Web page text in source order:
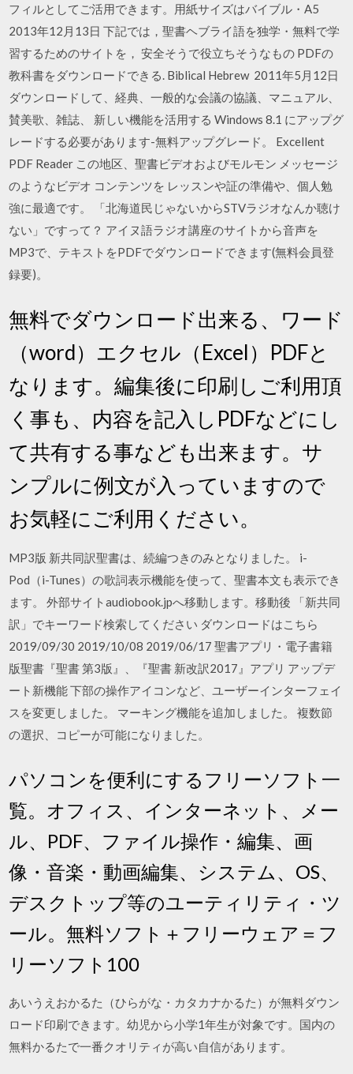
フィルとしてご活用できます。用紙サイズはバイブル・A5
2013年12月13日 下記では，聖書ヘブライ語を独学・無料で学
習するためのサイトを， 安全そうで役立ちそうなもの PDFの
教科書をダウンロードできる. Biblical Hebrew 2011年5月12日
ダウンロードして、経典、一般的な会議の協議、マニュアル、
賛美歌、雑誌、 新しい機能を活用する Windows 8.1 にアップグ
レードする必要があります-無料アップグレード。 Excellent
PDF Reader この地区、聖書ビデオおよびモルモン メッセージ
のようなビデオ コンテンツを レッスンや証の準備や、個人勉
強に最適です。 「北海道民じゃないからSTVラジオなんか聴け
ない」ですって？ アイヌ語ラジオ講座のサイトから音声を
MP3で、テキストをPDFでダウンロードできます(無料会員登
録要)。
無料でダウンロード出来る、ワード
（word）エクセル（Excel）PDFと
なります。編集後に印刷しご利用頂
く事も、内容を記入しPDFなどにし
て共有する事なども出来ます。サ
ンプルに例文が入っていますので
お気軽にご利用ください。
MP3版 新共同訳聖書は、続編つきのみとなりました。 i-
Pod（i-Tunes）の歌詞表示機能を使って、聖書本文も表示でき
ます。 外部サイトaudiobook.jpへ移動します。移動後 「新共同
訳」でキーワード検索してください ダウンロードはこちら
2019/09/30 2019/10/08 2019/06/17 聖書アプリ・電子書籍
版聖書『聖書 第3版』、『聖書 新改訳2017』アプリ アップデ
ート新機能 下部の操作アイコンなど、ユーザーインターフェイ
スを変更しました。 マーキング機能を追加しました。 複数節
の選択、コピーが可能になりました。
パソコンを便利にするフリーソフト一
覧。オフィス、インターネット、メー
ル、PDF、ファイル操作・編集、画
像・音楽・動画編集、システム、OS、
デスクトップ等のユーティリティ・ツ
ール。無料ソフト＋フリーウェア＝フ
リーソフト100
あいうえおかるた（ひらがな・カタカナかるた）が無料ダウン
ロード印刷できます。幼児から小学1年生が対象です。国内の
無料かるたで一番クオリティが高い自信があります。